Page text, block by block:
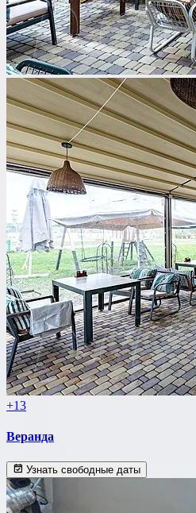
+13
Веранда
Узнать свободные даты